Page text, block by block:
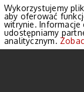
Wykorzystujemy
aby oferować
witrynie. Informacje
udostępniamy
analitycznym.